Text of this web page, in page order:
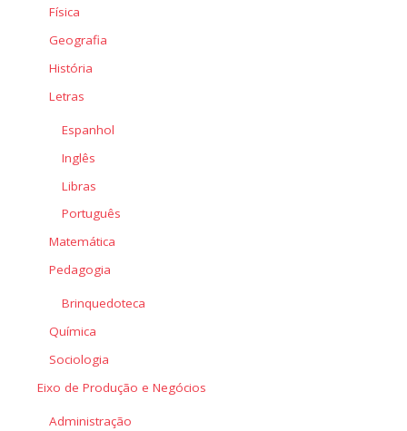
Física
Geografia
História
Letras
Espanhol
Inglês
Libras
Português
Matemática
Pedagogia
Brinquedoteca
Química
Sociologia
Eixo de Produção e Negócios
Administração